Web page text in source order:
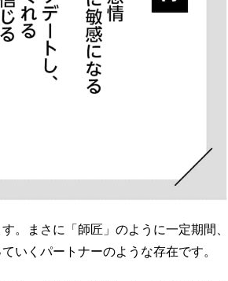
。まさに「師匠」のように一定期間、
いくパートナーのような存在です。